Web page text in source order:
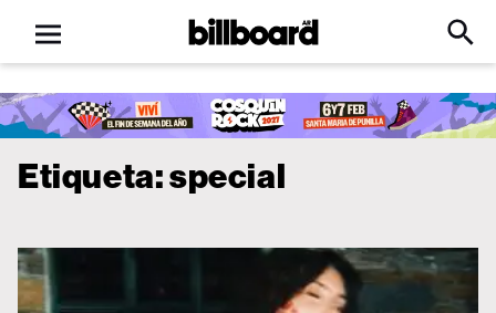
Open
menu
Billboard
Click
Input
Etiqueta:special